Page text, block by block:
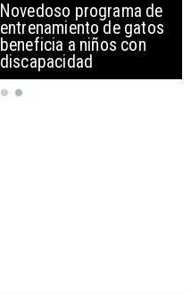
Novedoso programa de
entrenamiento de gatos
beneficia a niños con
discapacidad